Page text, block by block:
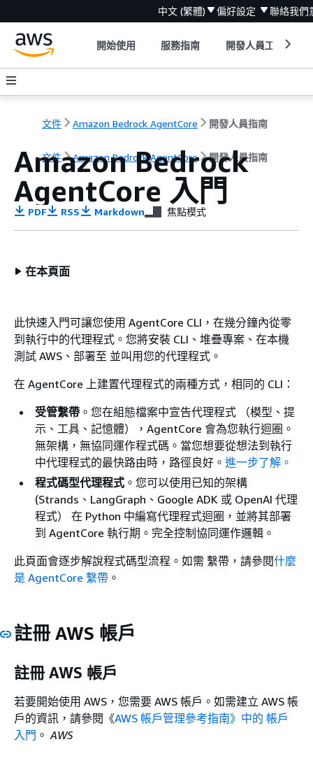
中文 (繁體) 偏好設定 聯絡我們
開始使用 服務指南 開發人員工具
文件 Amazon Bedrock AgentCore 開發人員指南
文件 Amazon Bedrock AgentCore 開發人員指南
Amazon Bedrock
AgentCore 入門
PDF RSS Markdown 焦點模式
在本頁面
此快速入門可讓您使用 AgentCore CLI，在幾分鐘內從零
到執行中的代理程式。您將安裝 CLI、堆疊專案、在本機
測試 AWS、部署至 並叫用您的代理程式。
在 AgentCore 上建置代理程式的兩種方式，相同的 CLI：
受管繫帶 。您在組態檔案中宣告代理程式 （模型、提
示、工具、記憶體），AgentCore 會為您執行迴圈。
無架構，無協同運作程式碼。當您想要從想法到執行
中代理程式的最快路由時，路徑良好。 進一步了解。
程式碼型代理程式 。您可以使用已知的架構
(Strands、LangGraph、Google ADK 或 OpenAI 代理
程式） 在 Python 中編寫代理程式迴圈，並將其部署
到 AgentCore 執行期。完全控制協同運作邏輯。
此頁面會逐步解說程式碼型流程。如需 繫帶，請參閱什麼
是 AgentCore 繫帶 。
註冊 AWS 帳戶
註冊 AWS 帳戶
若要開始使用 AWS，您需要 AWS 帳戶。如需建立 AWS 帳
戶的資訊，請參閱《AWS 帳戶管理參考指南》中的 帳戶
入門 。AWS